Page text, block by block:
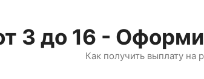
3 до 16 -
Как получить выплату на